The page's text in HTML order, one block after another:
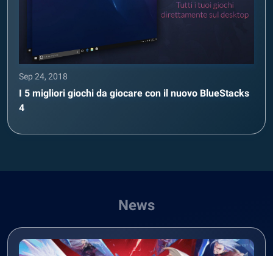
Sep 24, 2018
I 5 migliori giochi da giocare con il nuovo BlueStacks
4
News